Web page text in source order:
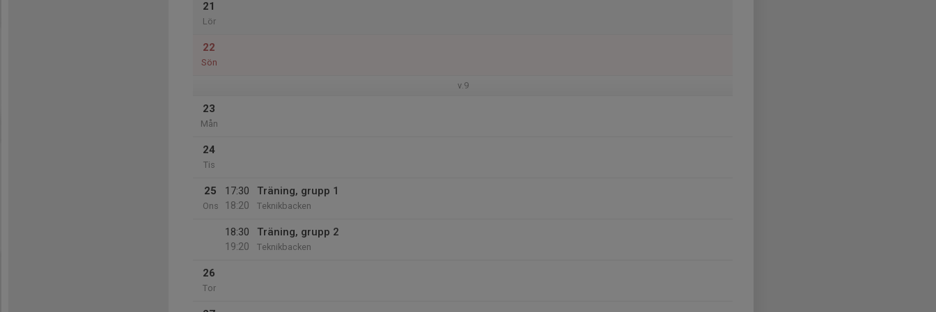
21
Lör
22
Sön
v.9
23
Mån
24
Tis
25
Ons
17:30
18:20
Träning, grupp 1
Teknikbacken
18:30
19:20
Träning, grupp 2
Teknikbacken
26
Tor